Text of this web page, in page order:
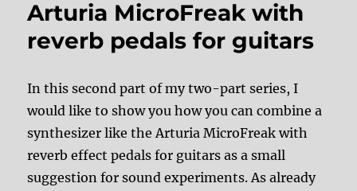
Arturia MicroFreak with
reverb pedals for guitars
In this second part of my two-part series, I
would like to show you how you can combine a
synthesizer like the Arturia MicroFreak with
reverb effect pedals for guitars as a small
suggestion for sound experiments. As already